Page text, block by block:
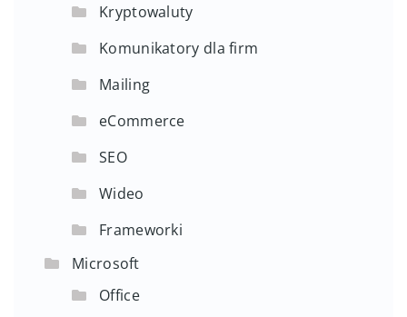
Kryptowaluty
Komunikatory dla firm
Mailing
eCommerce
SEO
Wideo
Frameworki
Microsoft
Office